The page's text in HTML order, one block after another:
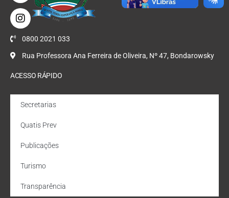
0800 2021 033
Rua Professora Ana Ferreira de Oliveira, Nº 47, Bondarowsky
ACESSO RÁPIDO
Secretarias
Quatis Prev
Publicações
Turismo
Transparência